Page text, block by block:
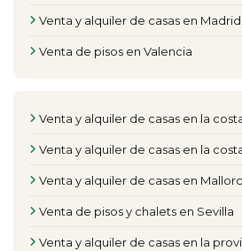
Venta y alquiler de casas en Madrid
Venta de pisos en Valencia
Venta y alquiler de casas en la
Venta y alquiler de casas en la
Venta y alquiler de casas en
Venta de pisos y chalets en Sevilla
Venta y alquiler de casas en la